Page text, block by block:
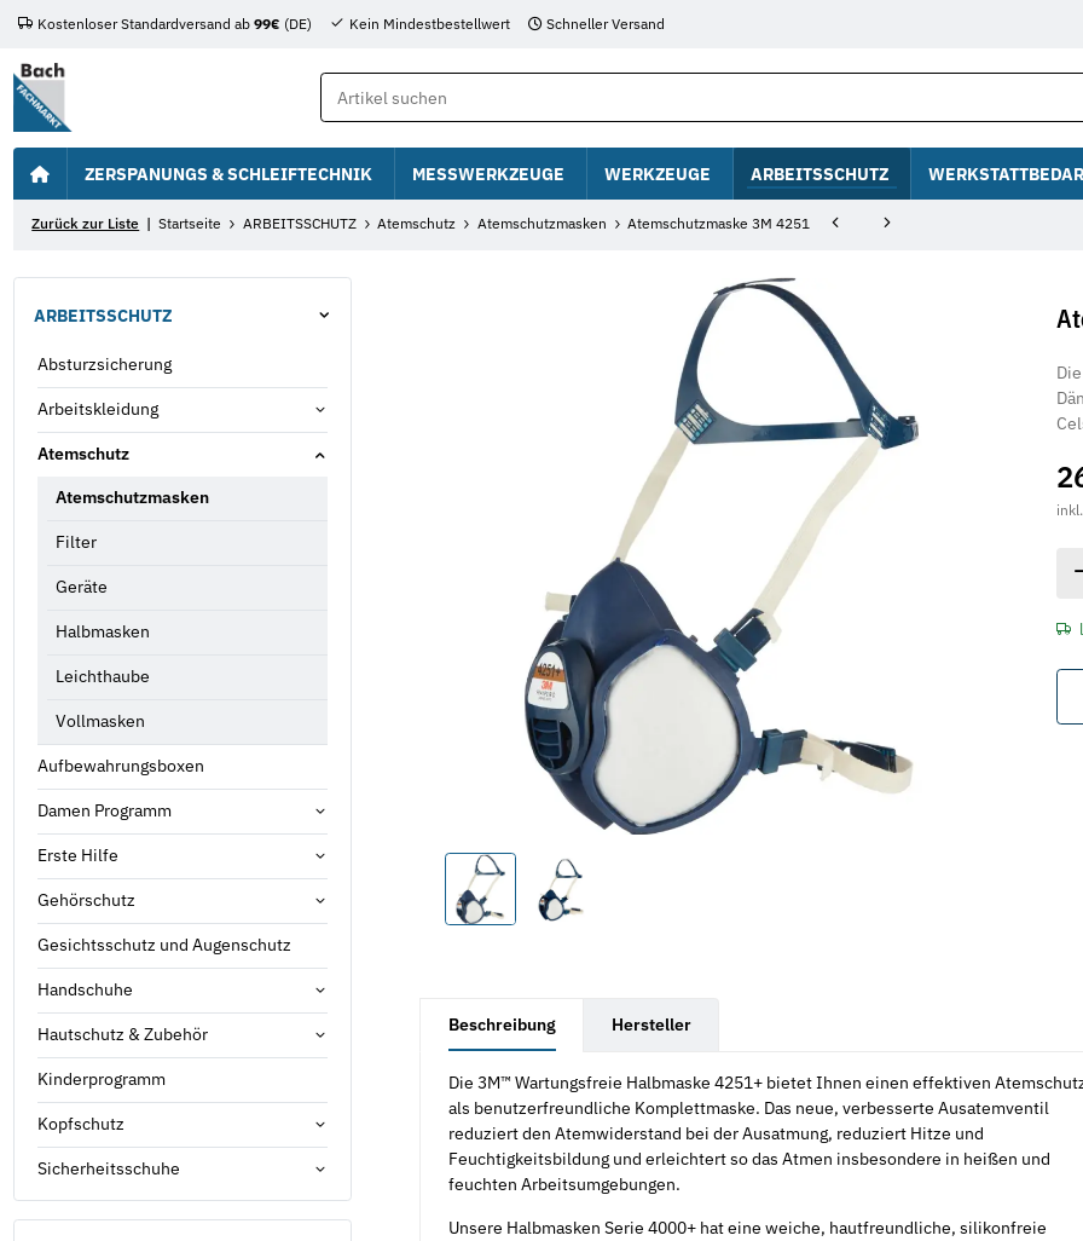
Kostenloser Standardversand ab 99€ (DE) Kein Mindestbestellwert Schneller Versand
ZERSPANUNGS & SCHLEIFTECHNIK MESSWERKZEUGE WERKZEUGE ARBEITSSCHUTZ
Zurück zur Liste Startseite ARBEITSSCHUTZ Atemschutz Atemschutzmasken Atemschutzmaske 3M 4251
Beschreibung Hersteller
Die 3M™ Wartungsfreie Halbmaske 4251+ bietet Ihnen einen effektiven
als benutzerfreundliche Komplettmaske. Das neue, verbesserte Ausatemventil
reduziert den Atemwiderstand bei der Ausatmung, reduziert Hitze und
Feuchtigkeitsbildung und erleichtert so das Atmen insbesondere in heißen und
feuchten Arbeitsumgebungen.
Unsere Halbmasken Serie 4000+ hat eine weiche, hautfreundliche, silikonfreie
ARBEITSSCHUTZ
Absturzsicherung
Arbeitskleidung
Atemschutz
Atemschutzmasken
Filter
Geräte
Halbmasken
Leichthaube
Vollmasken
Aufbewahrungsboxen
Damen Programm
Erste Hilfe
Gehörschutz
Gesichtsschutz und Augenschutz
Handschuhe
Hautschutz & Zubehör
Kinderprogramm
Kopfschutz
Sicherheitsschuhe